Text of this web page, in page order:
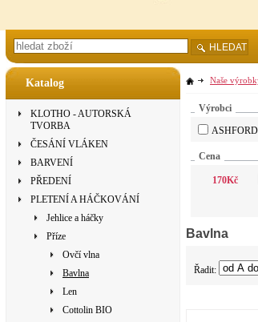
Katalog
KLOTHO - AUTORSKÁ
TVORBA
ČESÁNÍ VLÁKEN
BARVENÍ
PŘEDENÍ
PLETENÍ A HÁČKOVÁNÍ
Jehlice a háčky
Příze
Ovčí vlna
Bavlna
Len
Cottolin BIO
Naše
Výrobci
ASHFORD
Cena
170Kč
Bavlna
Řadit:
HLEDAT